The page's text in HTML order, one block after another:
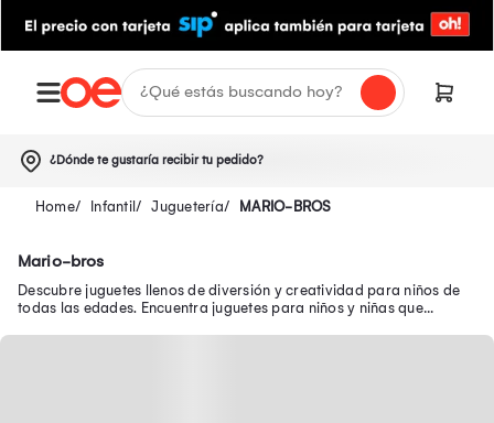
¿Dónde te gustaría recibir tu pedido?
Infantil Juguetería MARIO-BROS
Mario-bros
Descubre juguetes llenos de diversión y creatividad para niños de
todas las edades. Encuentra juguetes para niños y niñas que